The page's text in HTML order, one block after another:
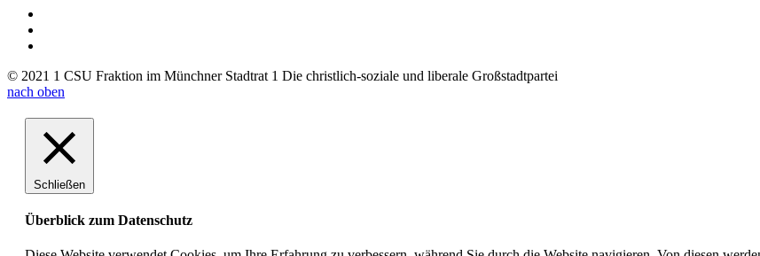
© 2021 1 CSU Fraktion im Münchner Stadtrat 1 Die christlich-soziale und liberale Großstadtpartei
nach oben
Schließen
Überblick zum Datenschutz